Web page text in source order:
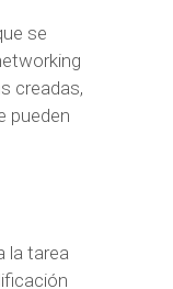
se
creadas,
pueden
la tarea